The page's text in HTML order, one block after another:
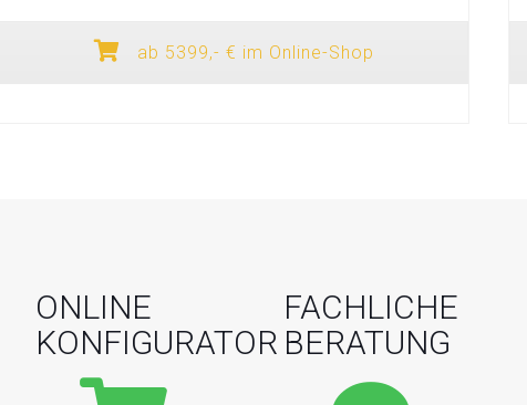
ab 5399,- € im Online-Shop
ONLINE
KONFIGURATOR
FACHLICHE
BERATUNG